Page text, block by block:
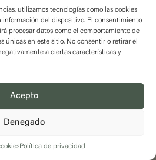
utilizamos tecnologías como las cookies
información del dispositivo. El consentimiento
procesar datos como el comportamiento de
únicas en este sitio. No consentir o retirar el
a ciertas características y
Acepto
Denegado
Política de privacidad
Instagram LinkedIn
© 2024 | Ralo Designs sl.